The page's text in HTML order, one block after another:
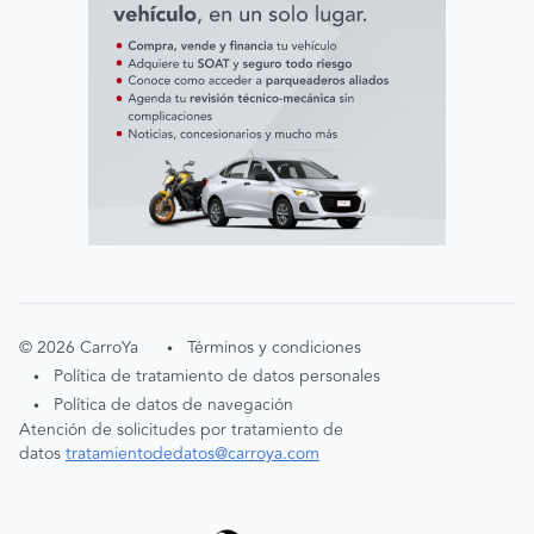
©2026 CarroYa • Términos y condiciones
• Política de tratamiento de datos personales
•
Política de datos de navegación
Atención de solicitudes por tratamiento de
datostratamientodedatos@carroya.com